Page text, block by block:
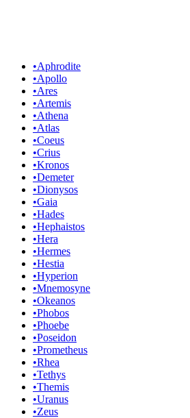
•Aphrodite
•Apollo
•Ares
•Artemis
•Athena
•Atlas
•Coeus
•Crius
•Kronos
•Demeter
•Dionysos
•Gaia
•Hades
•Hephaistos
•Hera
•Hermes
•Hestia
•Hyperion
•Mnemosyne
•Okeanos
•Phobos
•Phoebe
•Poseidon
•Prometheus
•Rhea
•Tethys
•Themis
•Uranus
•Zeus